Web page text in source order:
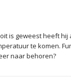
is geweest heeft hij
te komen.
naar behoren?